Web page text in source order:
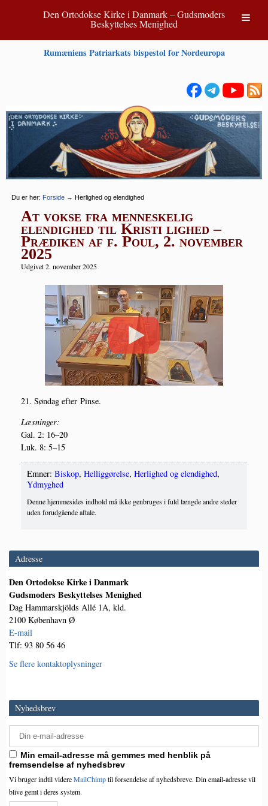
Den Ortodokse Kirke i Danmark – Gudsmoders
Beskyttelses Menighed
Rumæniens Patriarkats bispestol for Nordeuropa
Du er her: Forside → Herlighed og elendighed
At vokse fra menneskelig
elendighed til Kristi lighed –
Prædiken af f. Poul, 2. november
2025
Udgivet 2. november 2025
21. Søn­dag efter Pinse.
Læs­nin­ger:
Gal. 2: 16–20
Luk. 8: 5–15
Emner: Biskop, Helliggørelse, Herlighed og elendighed,
Ydmyghed
Denne hjemmesides indhold må ikke genbruges i fuld længde andre steder
uden forudgående aftale.
Adresse
Den Ortodokse Kirke i Danmark
Gudsmoders Beskyttelses Menighed
Dag Hammarskjölds Allé 1A, kld.
2100 København Ø
E-mail
Tlf: 93 80 56 46
Se flere kontaktoplysninger
Nyhedsbrev
Min email-adresse må gemmes med henblik på
fremsendelse af nyhedsbrev
Vi bruger indtil videreMailChimptil forsendelse af nyhedsbreve. Din email-adresse vil
blive gemt i deres system.